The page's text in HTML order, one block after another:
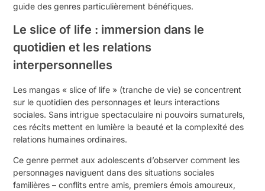
guide des genres particulièrement bénéfiques.
Le slice of life : immersion dans le
quotidien et les relations
interpersonnelles
Les mangas « slice of life » (tranche de vie) se concentrent
sur le quotidien des personnages et leurs interactions
sociales. Sans intrigue spectaculaire ni pouvoirs surnaturels,
ces récits mettent en lumière la beauté et la complexité des
relations humaines ordinaires.
Ce genre permet aux adolescents d’observer comment les
personnages naviguent dans des situations sociales
familières – conflits entre amis, premiers émois amoureux,